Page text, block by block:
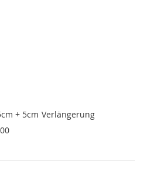
+ 5cm Verlängerung